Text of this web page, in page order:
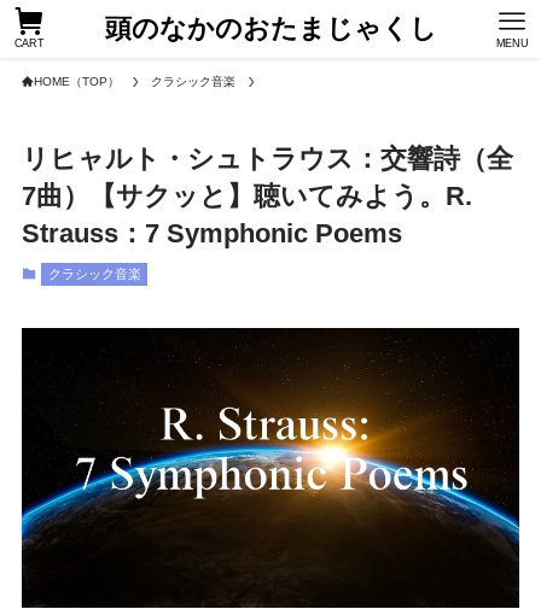
頭のなかのおたまじゃくし
CART MENU
HOME（TOP） クラシック音楽
リヒャルト・シュトラウス：交響詩（全
7曲）【サクッと】聴いてみよう。R.
Strauss：7 Symphonic Poems
クラシック音楽